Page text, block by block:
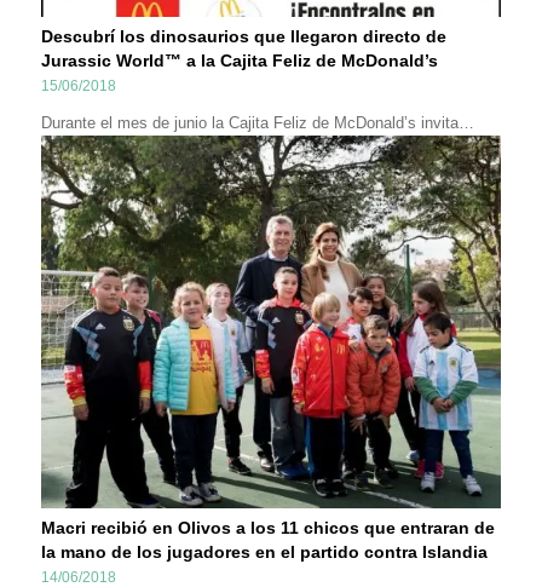
Descubrí los dinosaurios que llegaron directo de
Jurassic World™ a la Cajita Feliz de McDonald’s
15/06/2018
Durante el mes de junio la Cajita Feliz de McDonald’s invita…
Macri recibió en Olivos a los 11 chicos que entraran de
la mano de los jugadores en el partido contra Islandia
14/06/2018